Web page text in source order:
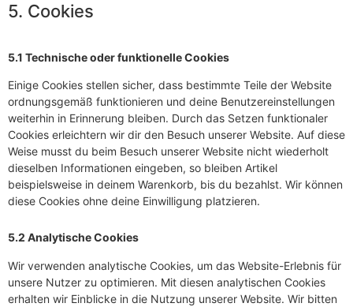
5. Cookies
5.1 Technische oder funktionelle Cookies
Einige Cookies stellen sicher, dass bestimmte Teile der Website
ordnungsgemäß funktionieren und deine Benutzereinstellungen
weiterhin in Erinnerung bleiben. Durch das Setzen funktionaler
Cookies erleichtern wir dir den Besuch unserer Website. Auf diese
Weise musst du beim Besuch unserer Website nicht wiederholt
dieselben Informationen eingeben, so bleiben Artikel
beispielsweise in deinem Warenkorb, bis du bezahlst. Wir können
diese Cookies ohne deine Einwilligung platzieren.
5.2 Analytische Cookies
Wir verwenden analytische Cookies, um das Website-Erlebnis für
unsere Nutzer zu optimieren. Mit diesen analytischen Cookies
erhalten wir Einblicke in die Nutzung unserer Website. Wir bitten